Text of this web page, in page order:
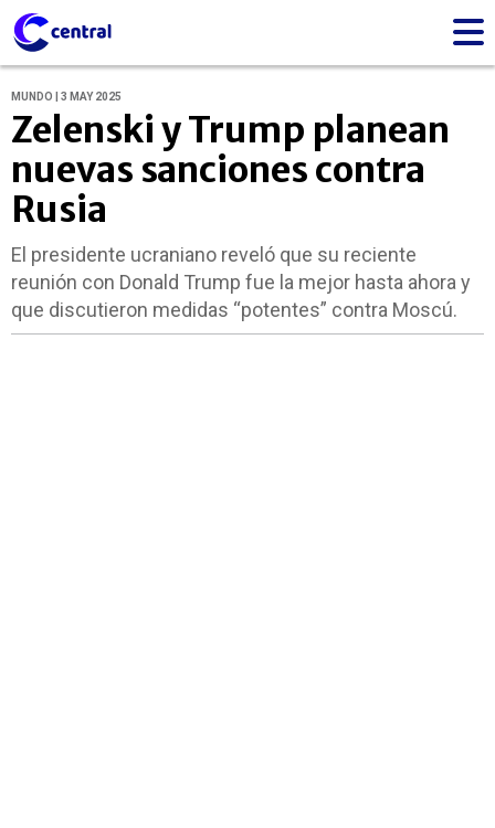
MUNDO | 3 MAY 2025
Zelenski y Trump planean
nuevas sanciones contra
Rusia
El presidente ucraniano reveló que su reciente
reunión con Donald Trump fue la mejor hasta ahora y
que discutieron medidas “potentes” contra Moscú.